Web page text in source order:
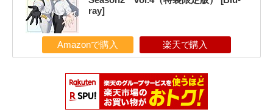
ray]
Amazonで購入 楽天で購入